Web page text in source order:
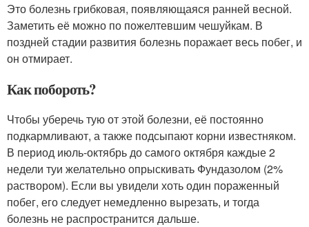
Это болезнь грибковая, появляющаяся ранней весной.
Заметить её можно по пожелтевшим чешуйкам. В
поздней стадии развития болезнь поражает весь побег, и
он отмирает.
Как побороть?
Чтобы уберечь тую от этой болезни, её постоянно
подкармливают, а также подсыпают корни известняком.
В период июль-октябрь до самого октября каждые 2
недели туи желательно опрыскивать Фундазолом (2%
раствором). Если вы увидели хоть один пораженный
побег, его следует немедленно вырезать, и тогда
болезнь не распространится дальше.